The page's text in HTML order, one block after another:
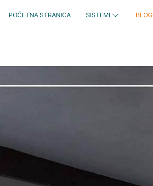
POČETNA STRANICA SISTEMI BLOG